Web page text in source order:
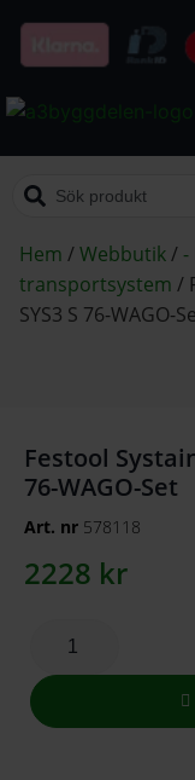
Hem /Webbutik/ -
transportsystem /
SYS3 S 76-WAGO-
Festool
76-WAGO-Set
Art. nr 578118
2228 kr